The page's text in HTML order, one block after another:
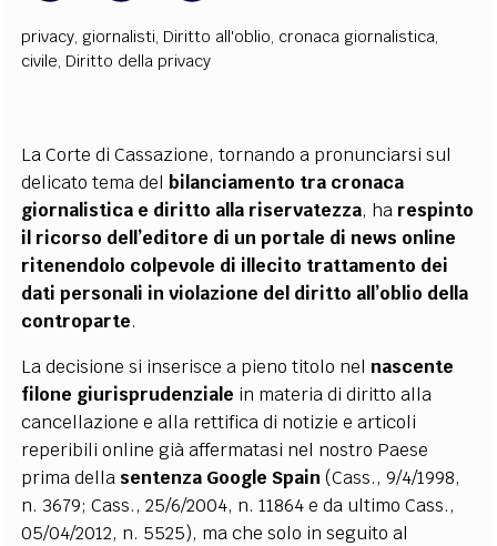
privacy, giornalisti, Diritto all'oblio, cronaca giornalistica,
civile, Diritto della privacy
La Corte di Cassazione, tornando a pronunciarsi sul
delicato tema delbilanciamento tra cronaca
giornalistica e diritto alla riservatezza, ha respinto
il ricorso dell’editore di un portale di news online
ritenendolo colpevole di illecito trattamento dei
dati personali in violazione del diritto all’oblio della
controparte.
La decisione si inserisce a pieno titolo nel nascente
filone giurisprudenziale in materia di diritto alla
cancellazione e alla rettifica di notizie e articoli
reperibili online già affermatasi nel nostro Paese
prima della sentenza Google Spain(Cass., 9/4/1998,
n. 3679; Cass., 25/6/2004, n. 11864 e da ultimo Cass.,
05/04/2012, n. 5525), ma che solo in seguito al